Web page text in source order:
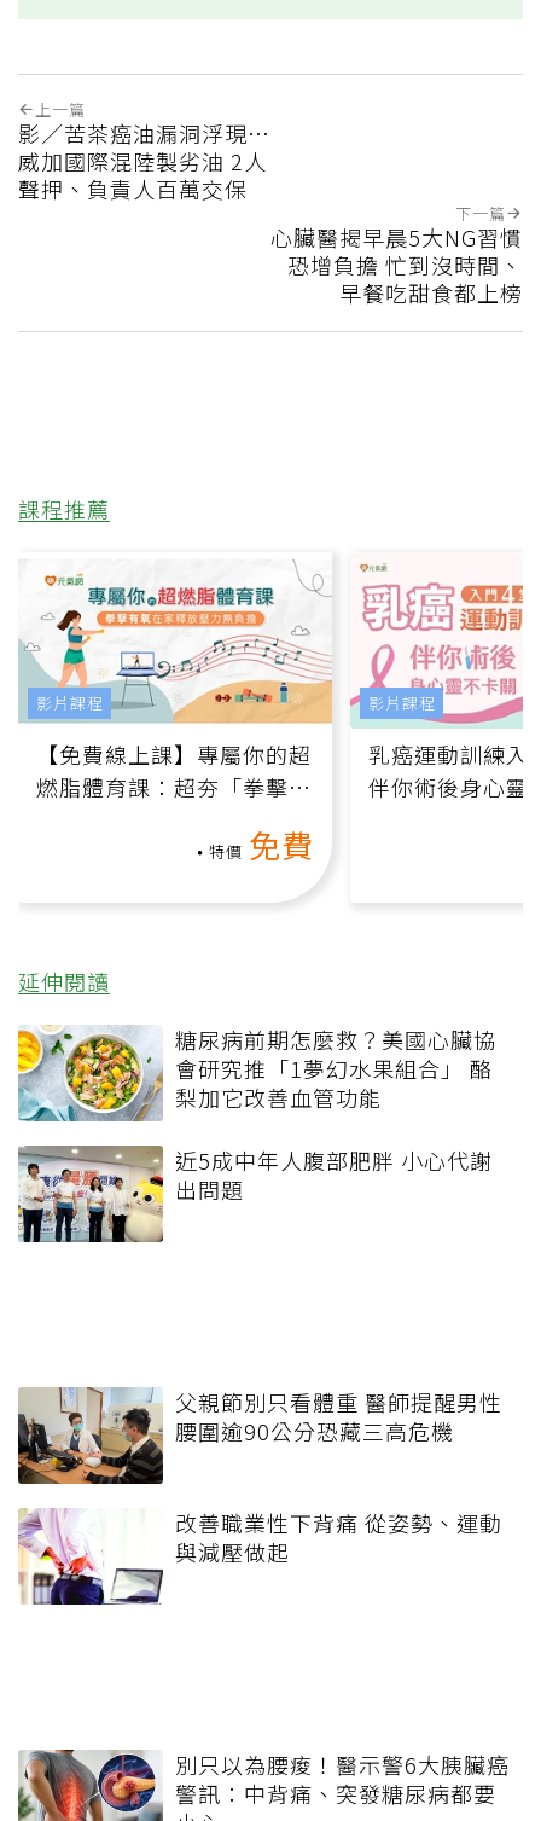
上一篇
影／苦茶癌油漏洞浮現…
威加國際混陸製劣油 2人
聲押、負責人百萬交保
下一篇
心臟醫揭早晨5大NG習慣
恐增負擔 忙到沒時間、
早餐吃甜食都上榜
課程推薦
【免費線上課】專屬你的超
燃脂體育課：超夯「拳擊有
特價 免費
影片課程
乳癌運動訓練入
伴你術後身心靈
影片課程
延伸閱讀
糖尿病前期怎麼救？美國心臟協
會研究推「1夢幻水果組合」 酪
梨加它改善血管功能
近5成中年人腹部肥胖 小心代謝
出問題
父親節別只看體重 醫師提醒男性
腰圍逾90公分恐藏三高危機
改善職業性下背痛 從姿勢、運動
與減壓做起
別只以為腰痠！醫示警6大胰臟癌
警訊：中背痛、突發糖尿病都要